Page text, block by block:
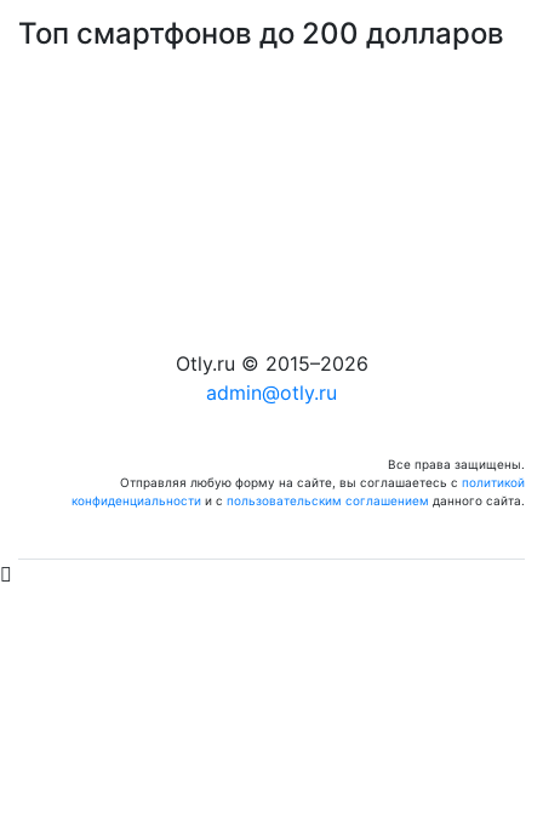
Топ смартфонов до 200 долларов
Otly.ru © 2015–2026
admin@otly.ru
Все права защищены.
Отправляя любую форму на сайте, вы соглашаетесь с политикой
конфиденциальности и с пользовательским соглашением данного сайта.